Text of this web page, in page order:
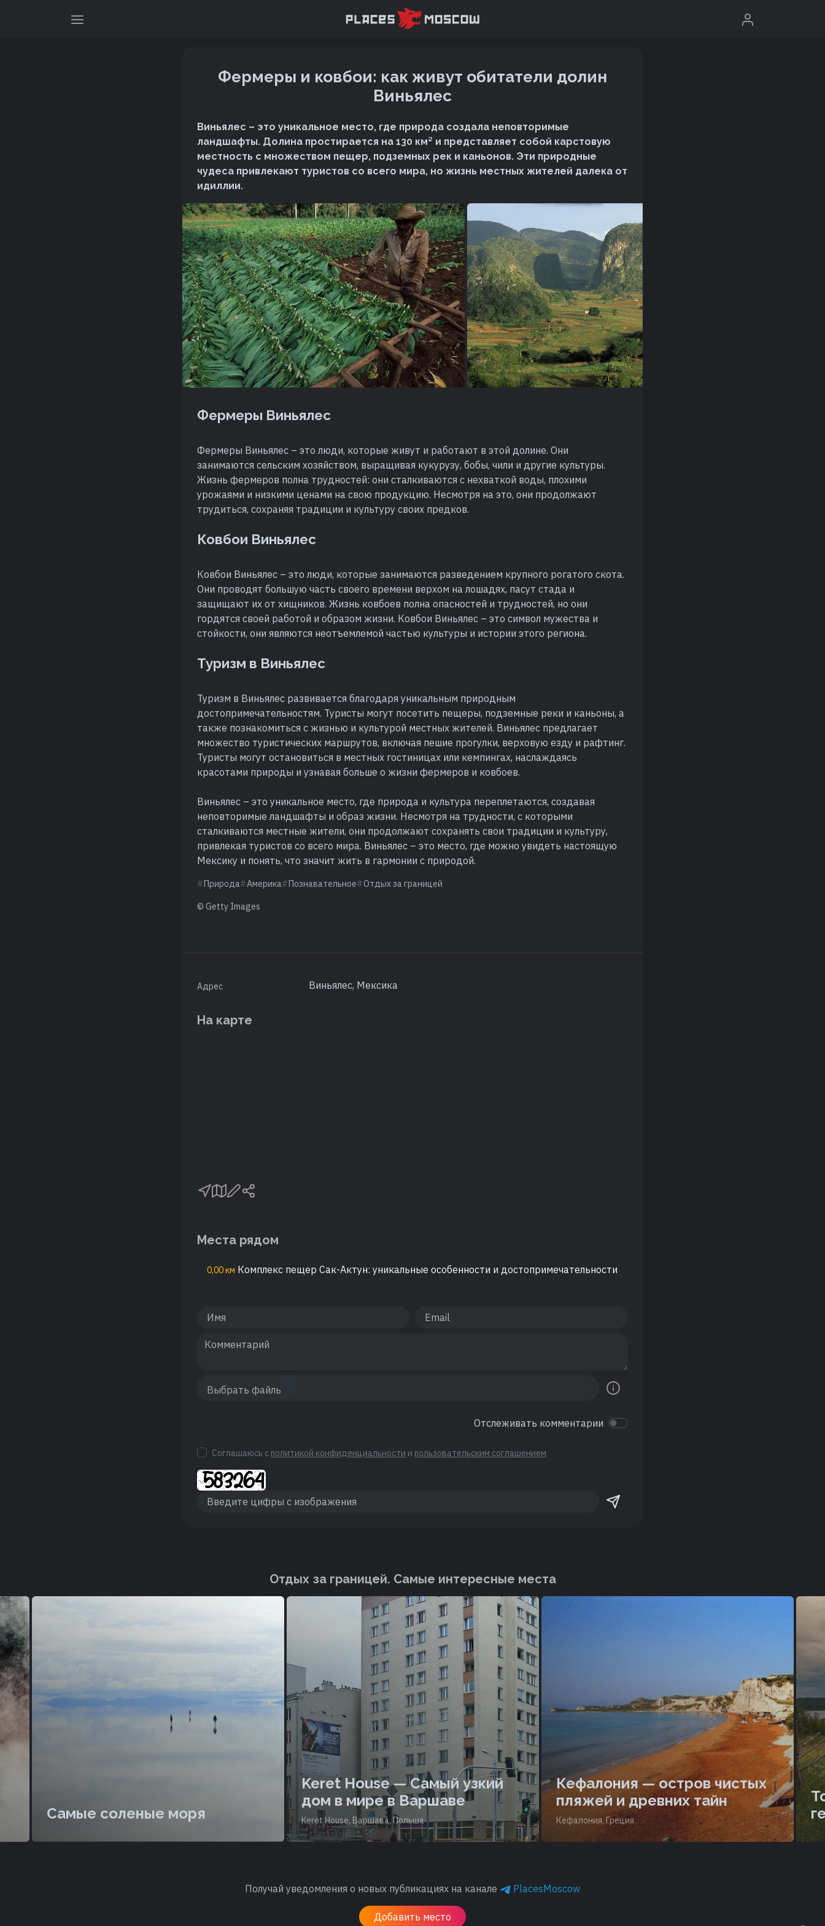
Фермеры и ковбои: как живут обитатели долин
Виньялес
Виньялес – это уникальное место, где природа создала неповторимые
ландшафты. Долина простирается на 130 км² и представляет собой карстовую
местность с множеством пещер, подземных рек и каньонов. Эти природные
чудеса привлекают туристов со всего мира, но жизнь местных жителей далека от
идиллии.
Фермеры Виньялес
Фермеры Виньялес – это люди, которые живут и работают в этой долине. Они
занимаются сельским хозяйством, выращивая кукурузу, бобы, чили и другие культуры.
Жизнь фермеров полна трудностей: они сталкиваются с нехваткой воды, плохими
урожаями и низкими ценами на свою продукцию. Несмотря на это, они продолжают
трудиться, сохраняя традиции и культуру своих предков.
Ковбои Виньялес
Ковбои Виньялес – это люди, которые занимаются разведением крупного рогатого скота.
Они проводят большую часть своего времени верхом на лошадях, пасут стада и
защищают их от хищников. Жизнь ковбоев полна опасностей и трудностей, но они
гордятся своей работой и образом жизни. Ковбои Виньялес – это символ мужества и
стойкости, они являются неотъемлемой частью культуры и истории этого региона.
Туризм в Виньялес
Туризм в Виньялес развивается благодаря уникальным природным
достопримечательностям. Туристы могут посетить пещеры, подземные реки и каньоны, а
также познакомиться с жизнью и культурой местных жителей. Виньялес предлагает
множество туристических маршрутов, включая пешие прогулки, верховую езду и рафтинг.
Туристы могут остановиться в местных гостиницах или кемпингах, наслаждаясь
красотами природы и узнавая больше о жизни фермеров и ковбоев.
Виньялес – это уникальное место, где природа и культура переплетаются, создавая
неповторимые ландшафты и образ жизни. Несмотря на трудности, с которыми
сталкиваются местные жители, они продолжают сохранять свои традиции и культуру,
привлекая туристов со всего мира. Виньялес – это место, где можно увидеть настоящую
Мексику и понять, что значит жить в гармонии с природой.
Природа Америка Познавательное Отдых за границей
© Getty Images
Адрес Виньялес, Мексика
На карте
Места рядом
0,00 км Комплекс пещер Сак-Актун: уникальные особенности и достопримечательности
Отслеживать комментарии
Соглашаюсь с политикой конфиденциальности и пользовательским соглашением
Отдых за границей. Cамые интересные места
Самые соленые моря
Keret House — Самый узкий
дом в мире в Варшаве
Keret House, Варшава, Польша
Кефалония — остров чистых
пляжей и древних тайн
Кефалония, Греция
Получай уведомления о новых публикациях на канале PlacesMoscow
Добавить место